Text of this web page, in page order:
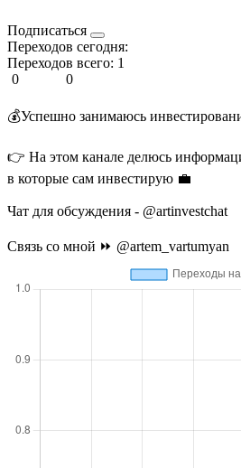
Подписаться
Переходов сегодня:
Переходов всего: 1
0
0
💰Успешно занимаюсь
👉 На этом канале делюсь
в которые сам инвестирую 💼
Чат для обсуждения - @artinvestchat
Связь со мной ⏩ @artem_vartumyan